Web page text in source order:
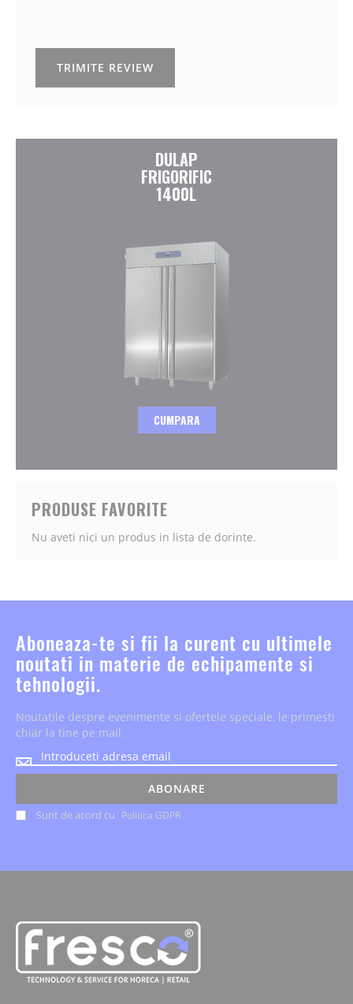
TRIMITE REVIEW
DULAP
FRIGORIFIC
1400L
CUMPARA
PRODUSE FAVORITE
Nu aveti nici un produs in lista de dorinte.
Aboneaza-te si fii la curent cu ultimele
noutati in materie de echipamente si
tehnologii.
Noutatile despre evenimente si ofertele speciale, le primesti
chiar la tine pe mail.
Noutatile
despre
si
ofertele
pe
mail.
Sunt de acord cu Politica GDPR
ABONARE